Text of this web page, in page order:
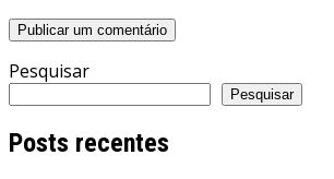
Pesquisar
Pesquisar
Posts recentes